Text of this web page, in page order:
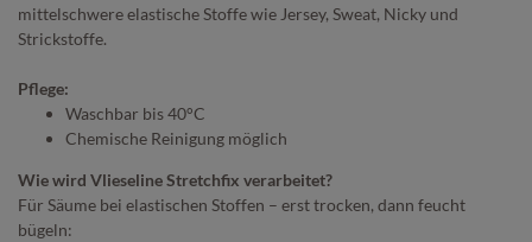
mittelschwere elastische Stoffe wie Jersey, Sweat, Nicky und
Strickstoffe.
Pflege:
Waschbar bis 40°C
Chemische Reinigung möglich
Wie wird Vlieseline Stretchfix verarbeitet?
Für Säume bei elastischen Stoffen – erst trocken, dann feucht
bügeln: